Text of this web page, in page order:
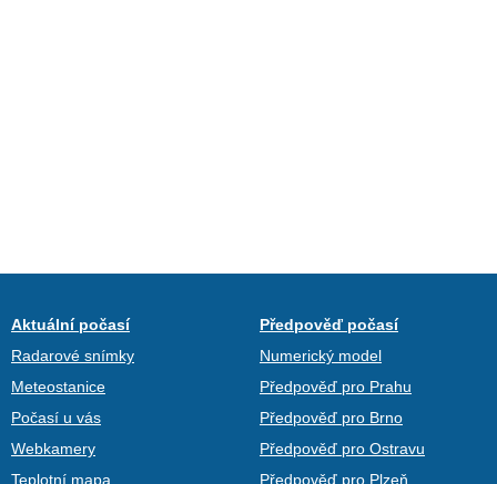
Aktuální počasí
Radarové snímky
Meteostanice
Počasí u vás
Webkamery
Teplotní mapa
Předpověď počasí
Numerický model
Předpověď pro Prahu
Předpověď pro Brno
Předpověď pro Ostravu
Předpověď pro Plzeň